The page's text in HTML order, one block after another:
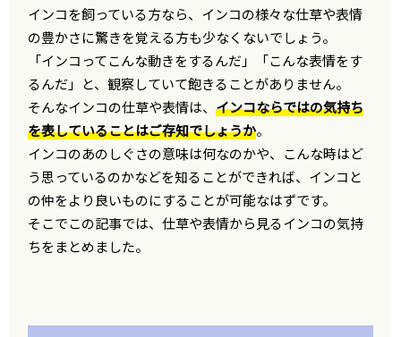
インコを飼っている方なら、インコの様々な仕草や表情
の豊かさに驚きを覚える方も少なくないでしょう。
「インコってこんな動きをするんだ」「こんな表情をす
るんだ」と、観察していて飽きることがありません。
そんなインコの仕草や表情は、インコならではの気持ち
を表していることはご存知でしょうか。
インコのあのしぐさの意味は何なのかや、こんな時はど
う思っているのかなどを知ることができれば、インコと
の仲をより良いものにすることが可能なはずです。
そこでこの記事では、仕草や表情から見るインコの気持
ちをまとめました。